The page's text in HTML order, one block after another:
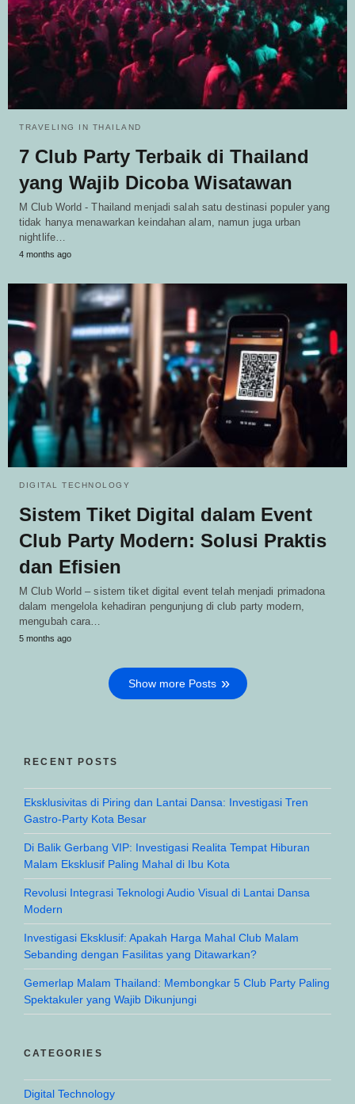
TRAVELING IN THAILAND
7 Club Party Terbaik di Thailand
yang Wajib Dicoba Wisatawan
M Club World - Thailand menjadi salah satu destinasi populer yang
tidak hanya menawarkan keindahan alam, namun juga urban
nightlife…
4 months ago
DIGITAL TECHNOLOGY
Sistem Tiket Digital dalam Event
Club Party Modern: Solusi Praktis
dan Efisien
M Club World – sistem tiket digital event telah menjadi primadona
dalam mengelola kehadiran pengunjung di club party modern,
mengubah cara…
5 months ago
Show more Posts
RECENT POSTS
Eksklusivitas di Piring dan Lantai Dansa: Investigasi Tren
Gastro-Party Kota Besar
Di Balik Gerbang VIP: Investigasi Realita Tempat Hiburan
Malam Eksklusif Paling Mahal di Ibu Kota
Revolusi Integrasi Teknologi Audio Visual di Lantai Dansa
Modern
Investigasi Eksklusif: Apakah Harga Mahal Club Malam
Sebanding dengan Fasilitas yang Ditawarkan?
Gemerlap Malam Thailand: Membongkar 5 Club Party Paling
Spektakuler yang Wajib Dikunjungi
CATEGORIES
Digital Technology